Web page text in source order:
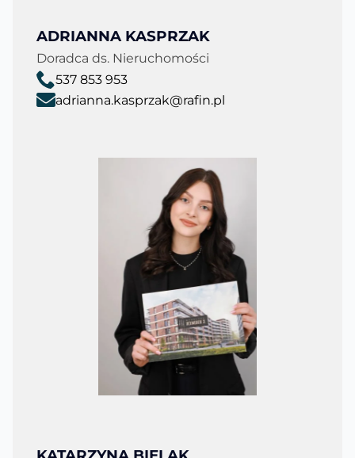
ADRIANNA KASPRZAK
Doradca ds. Nieruchomości
537 853 953
adrianna.kasprzak@rafin.pl